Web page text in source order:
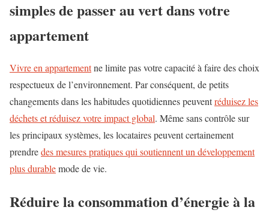
simples de passer au vert dans votre
appartement
Vivre en appartementne limite pas votre capacité à faire des choix
respectueux de l’environnement. Par conséquent, de petits
changements dans les habitudes quotidiennes peuventréduisez les
déchets et réduisez votre impact global. Même sans contrôle sur
les principaux systèmes, les locataires peuvent certainement
prendredes mesures pratiques qui soutiennent un développement
plus durablemode de vie.
Réduire la consommation d’énergie à la